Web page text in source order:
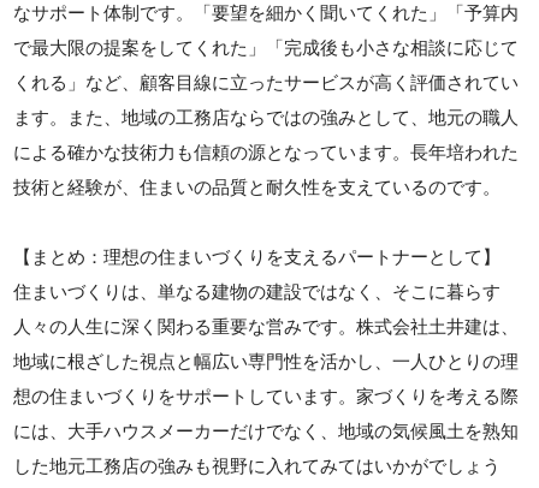
なサポート体制です。「要望を細かく聞いてくれた」「予算内
で最大限の提案をしてくれた」「完成後も小さな相談に応じて
くれる」など、顧客目線に立ったサービスが高く評価されてい
ます。また、地域の工務店ならではの強みとして、地元の職人
による確かな技術力も信頼の源となっています。長年培われた
技術と経験が、住まいの品質と耐久性を支えているのです。
【まとめ：理想の住まいづくりを支えるパートナーとして】
住まいづくりは、単なる建物の建設ではなく、そこに暮らす
人々の人生に深く関わる重要な営みです。株式会社土井建は、
地域に根ざした視点と幅広い専門性を活かし、一人ひとりの理
想の住まいづくりをサポートしています。家づくりを考える際
には、大手ハウスメーカーだけでなく、地域の気候風土を熟知
した地元工務店の強みも視野に入れてみてはいかがでしょう